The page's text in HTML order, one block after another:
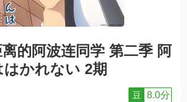
的阿波连同学 第二季 阿
かれない 2期
豆 8.0分